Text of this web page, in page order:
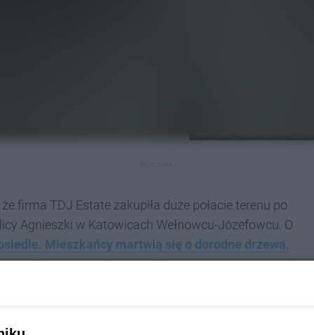
firma TDJ Estate zakupiła duże połacie terenu po
Agnieszki w Katowicach Wełnowcu-Józefowcu. O
Mieszkańcy martwią się o dorodne drzewa,